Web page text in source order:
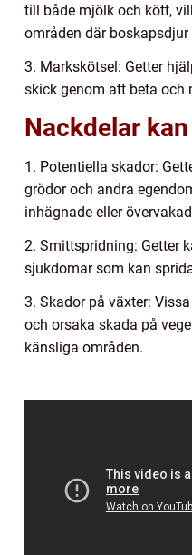
till både mjölk och kött,
områden där
3. Markskötsel: Getter
skick genom att beta och
Nackdelar
1. Potentiella skador:
grödor och andra
inhägnade eller
2. Smittspridning: Getter
sjukdomar som kan
3. Skador på växter:
och orsaka skada på
känsliga områden.